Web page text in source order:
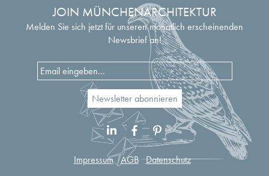
JOIN MÜNCHENARCHITEKTUR
Melden Sie sich jetzt für unseren monatlich erscheinenden
Newsbrief an!
Impressum AGB Datenschutz